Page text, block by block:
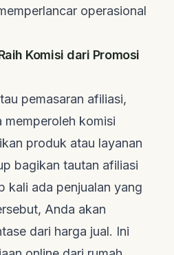
operasional
Komisi dari Promosi
pemasaran afiliasi,
memperoleh komisi
produk atau layanan
bagikan tautan afiliasi
kali ada penjualan yang
Anda akan
dari harga jual. Ini